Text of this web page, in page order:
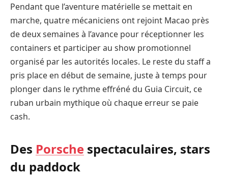
Pendant que l’aventure matérielle se mettait en
marche, quatre mécaniciens ont rejoint Macao près
de deux semaines à l’avance pour réceptionner les
containers et participer au show promotionnel
organisé par les autorités locales. Le reste du staff a
pris place en début de semaine, juste à temps pour
plonger dans le rythme effréné du Guia Circuit, ce
ruban urbain mythique où chaque erreur se paie
cash.
Des Porsche spectaculaires, stars
du paddock